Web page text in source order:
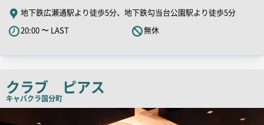
舗
PR
キ
コ
ピ
地下鉄広瀬通駅より徒歩5分、地下鉄勾当台公園駅より徒歩5分
20:00 〜 LAST
無休
クラブ ピアス
キャバクラ国分町
店
舗